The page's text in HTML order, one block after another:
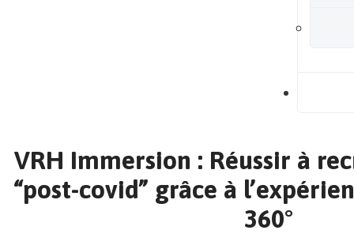
VRH Immersion : Réussir à
“post-covid” grâce à
360°